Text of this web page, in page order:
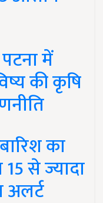
में
की कृषि
का
से ज्यादा